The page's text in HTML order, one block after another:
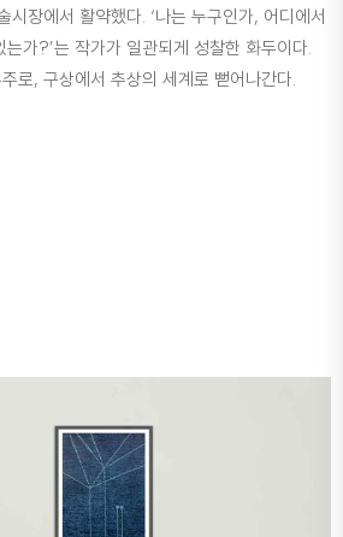
시장에서 활약했다. ‘나는 누구인가, 어디에서
가?’는 작가가 일관되게 성찰한 화두이다.
로, 구상에서 추상의 세계로 뻗어나간다.